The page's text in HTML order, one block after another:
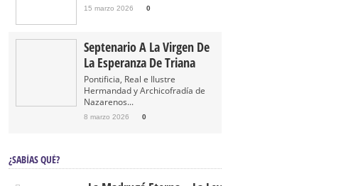
15 marzo 2026 0
Septenario A La Virgen De
La Esperanza De Triana
Pontificia, Real e Ilustre
Hermandad y Archicofradía de
Nazarenos...
8 marzo 2026 0
¿SABÍAS QUÉ?